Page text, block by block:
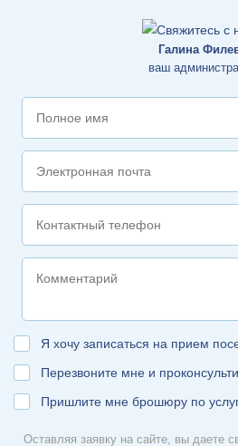
Галина
ваш
Я хочу записаться на прием
Перезвоните мне и
Пришлите мне брошюру по
Оставляя заявку на сайте, вы даете